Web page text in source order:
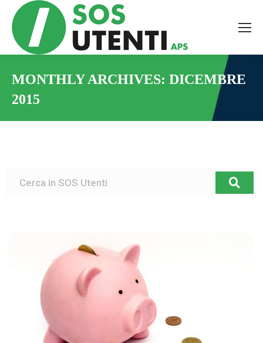
MONTHLY ARCHIVES: DICEMBRE
2015